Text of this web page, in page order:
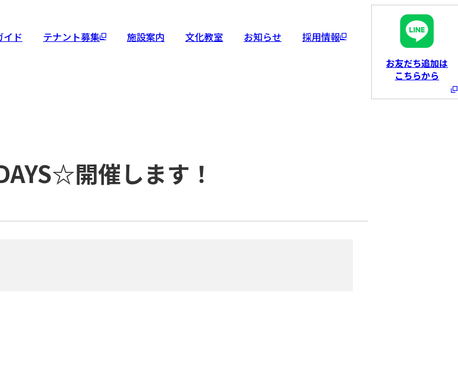
イド テナント募集 施設案内 文化教室 お知らせ 採用情報
お友だち追加は
こちらから
開催します！